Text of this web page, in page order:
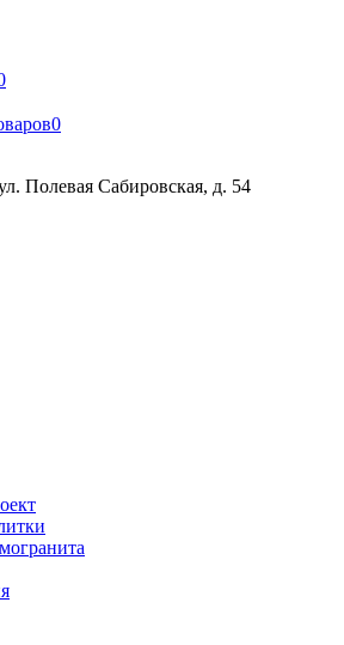
0
Полевая Сабировская, д. 54